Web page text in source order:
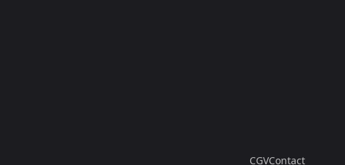
CGVContact